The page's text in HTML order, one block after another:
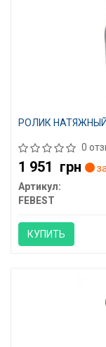
РОЛИК НАТЯЖНЫЙ
0
1 951 грн
Артикул:
FEBEST
КУПИТЬ